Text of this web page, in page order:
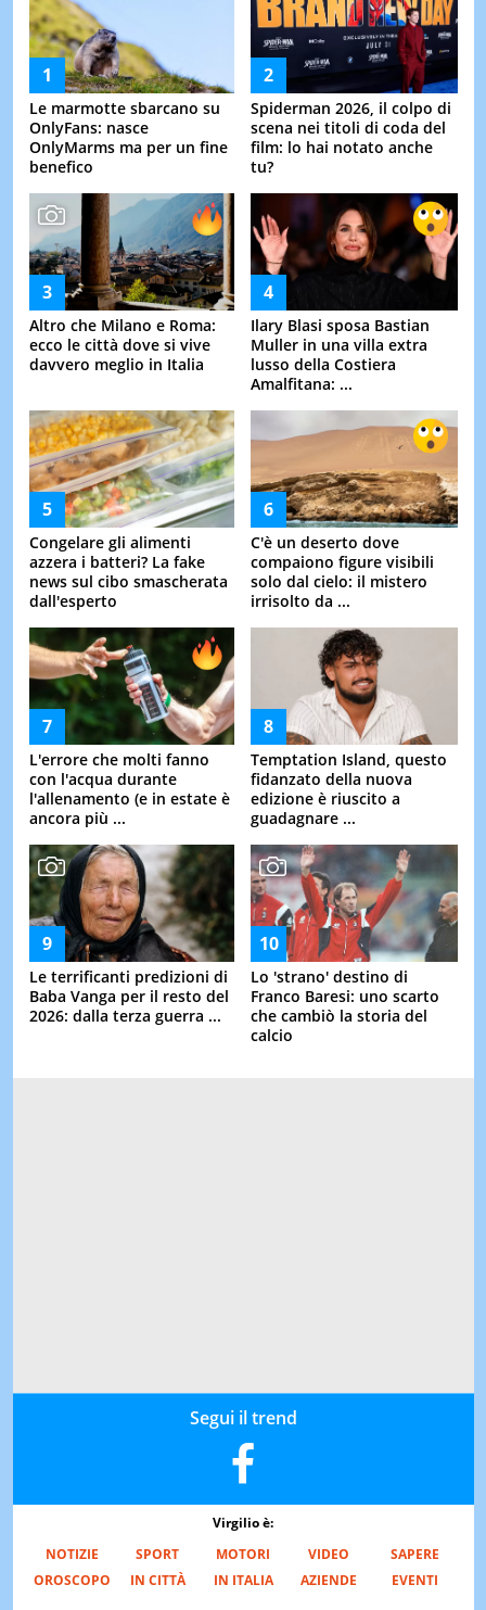
Le marmotte sbarcano su
OnlyFans: nasce
OnlyMarms ma per un fine
benefico
Spiderman 2026, il colpo di
scena nei titoli di coda del
film: lo hai notato anche
tu?
Altro che Milano e Roma:
ecco le città dove si vive
davvero meglio in Italia
Ilary Blasi sposa Bastian
Muller in una villa extra
lusso della Costiera
Amalfitana: ...
Congelare gli alimenti
azzera i batteri? La fake
news sul cibo smascherata
dall'esperto
C'è un deserto dove
compaiono figure visibili
solo dal cielo: il mistero
irrisolto da ...
L'errore che molti fanno
con l'acqua durante
l'allenamento (e in estate è
ancora più ...
Temptation Island, questo
fidanzato della nuova
edizione è riuscito a
guadagnare ...
Le terrificanti predizioni di
Baba Vanga per il resto del
2026: dalla terza guerra ...
Lo 'strano' destino di
Franco Baresi: uno scarto
che cambiò la storia del
calcio
Segui il trend
Virgilio è:
NOTIZIE
SPORT MOTORI VIDEO
SAPERE
OROSCOPO
IN CITTÀ IN ITALIA AZIENDE EVENTI